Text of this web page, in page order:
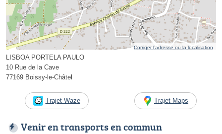
Corriger l’adresse ou la localisation
LISBOA PORTELA PAULO
10 Rue de la Cave
77169 Boissy-le-Châtel
Trajet Waze Trajet Maps
Venir en transports en commun